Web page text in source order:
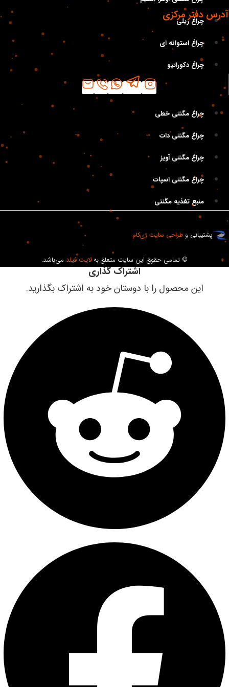
آدرس دفتر مرکزی
تهران، خیابان لاله‌ زار، خیابان تقوی(کوشک) به سمت فردوسی، نبش
کوچه خبرنگاران پلاک ۷۰ واحد ۳ و ۴ کدپستی: ۱۱۴۵۶۵۴۶۴۱
چراغ ریلی
چراغ استوانه ای
چراغ دکوراتیو
دسته‌بندی
چراغ مگنتی خطی
چراغ مگنتی دات
چراغ مگنتی آویز
چراغ مگنتی اسپات
منبع تغذیه مگنتی
.
پشتیبانی و طراحی سایت ژی‌کام
© تمامی حقوق این سایت متعلق به لایت فیلد می‌باشد.
اشتراک گذاری
این محصول را با دوستان خود به اشتراک بگذارید.